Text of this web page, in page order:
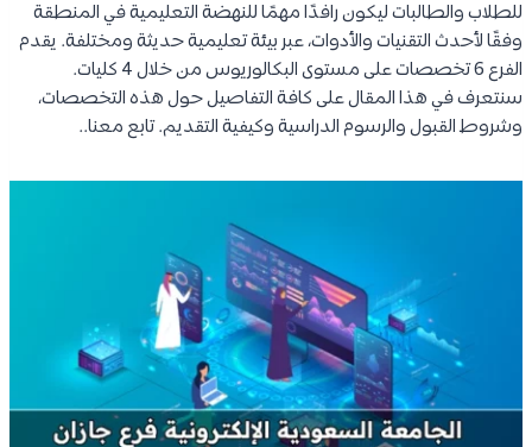
للطلاب والطالبات ليكون رافدًا مهمًا للنهضة التعليمية في المنطقة
وفقًا لأحدث التقنيات والأدوات، عبر بيئة تعليمية حديثة ومختلفة. يقدم
الفرع 6 تخصصات على مستوى البكالوريوس من خلال 4 كليات.
سنتعرف في هذا المقال على كافة التفاصيل حول هذه التخصصات،
وشروط القبول والرسوم الدراسية وكيفية التقديم. تابع معنا..